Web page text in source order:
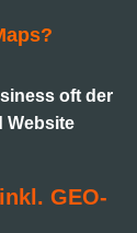
oft der
Website
GEO-